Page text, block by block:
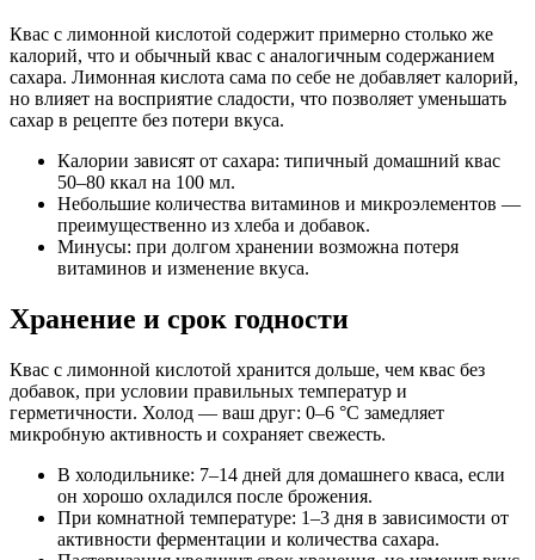
Квас с лимонной кислотой содержит примерно столько же
калорий, что и обычный квас с аналогичным содержанием
сахара. Лимонная кислота сама по себе не добавляет калорий,
но влияет на восприятие сладости, что позволяет уменьшать
сахар в рецепте без потери вкуса.
Калории зависят от сахара: типичный домашний квас
50–80 ккал на 100 мл.
Небольшие количества витаминов и микроэлементов —
преимущественно из хлеба и добавок.
Минусы: при долгом хранении возможна потеря
витаминов и изменение вкуса.
Хранение и срок годности
Квас с лимонной кислотой хранится дольше, чем квас без
добавок, при условии правильных температур и
герметичности. Холод — ваш друг: 0–6 °C замедляет
микробную активность и сохраняет свежесть.
В холодильнике: 7–14 дней для домашнего кваса, если
он хорошо охладился после брожения.
При комнатной температуре: 1–3 дня в зависимости от
активности ферментации и количества сахара.